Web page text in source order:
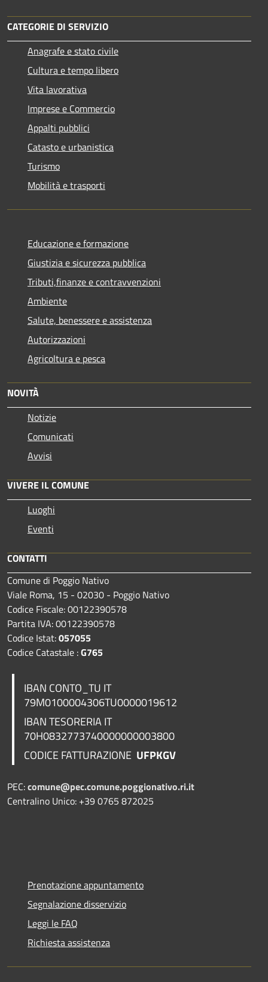
CATEGORIE DI SERVIZIO
Anagrafe e stato civile
Cultura e tempo libero
Vita lavorativa
Imprese e Commercio
Appalti pubblici
Catasto e urbanistica
Turismo
Mobilità e trasporti
Educazione e formazione
Giustizia e sicurezza pubblica
Tributi,finanze e contravvenzioni
Ambiente
Salute, benessere e assistenza
Autorizzazioni
Agricoltura e pesca
NOVITÀ
Notizie
Comunicati
Avvisi
VIVERE IL COMUNE
Luoghi
Eventi
CONTATTI
Comune di Poggio Nativo
Viale Roma, 15 - 02030 - Poggio Nativo
Codice Fiscale: 00122390578
Partita IVA: 00122390578
Codice Istat:057055
Codice Catastale :G765
IBAN CONTO_TU IT
79M0100004306TU0000019612
IBAN TESORERIAIT
70H0832773740000000003800
CODICE FATTURAZIONE UFPKGV
PEC:comune@pec.comune.poggionativo.ri.it
Centralino Unico: +39 0765 872025
Prenotazione appuntamento
Segnalazione disservizio
Leggi le FAQ
Richiesta assistenza